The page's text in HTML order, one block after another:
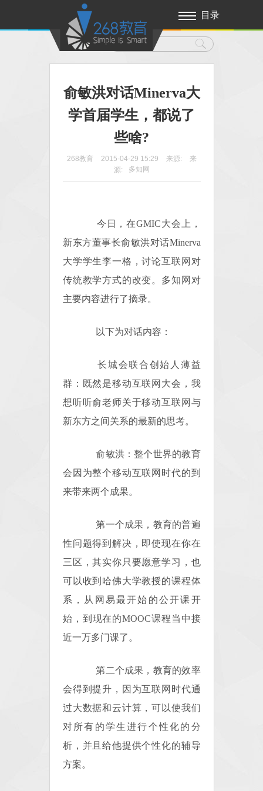
目录
俞敏洪对话Minerva大
学首届学生，都说了
些啥?
268教育 2015-04-29 15:29 来源:
来
源:
多知网
今日，在GMIC大会上，
新东方董事长俞敏洪对话Minerva
大学学生李一格，讨论互联网对
传统教学方式的改变。多知网对
主要内容进行了摘录。
以下为对话内容：
长城会联合创始人薄益
群：既然是移动互联网大会，我
想听听俞老师关于移动互联网与
新东方之间关系的最新的思考。
俞敏洪：整个世界的教育
会因为整个移动互联网时代的到
来带来两个成果。
第一个成果，教育的普遍
性问题得到解决，即使现在你在
三区，其实你只要愿意学习，也
可以收到哈佛大学教授的课程体
系，从网易最开始的公开课开
始，到现在的MOOC课程当中接
近一万多门课了。
第二个成果，教育的效率
会得到提升，因为互联网时代通
过大数据和云计算，可以使我们
对所有的学生进行个性化的分
析，并且给他提供个性化的辅导
方案。